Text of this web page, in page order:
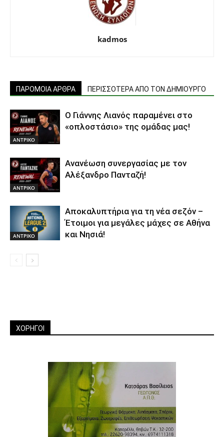
kadmos
ΠΑΡΟΜΟΙΑ ΑΡΘΡΑ ΠΕΡΙΣΣΟΤΕΡΑ ΑΠΟ ΤΟΝ ΔΗΜΙΟΥΡΓΟ
ΑΝTΡΙΚΟ
Ο Γιάννης Λιανός παραμένει στο
«οπλοστάσιο» της ομάδας μας!
ΑΝTΡΙΚΟ
Ανανέωση συνεργασίας με τον
Αλέξανδρο Πανταζή!
ΑΝTΡΙΚΟ
Αποκαλυπτήρια για τη νέα σεζόν –
Έτοιμοι για μεγάλες μάχες σε Αθήνα
και Νησιά!
ΧΟΡΗΓΟΙ